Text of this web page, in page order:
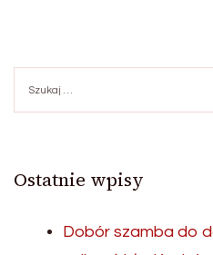
Ostatnie wpisy
Dobór szamba do